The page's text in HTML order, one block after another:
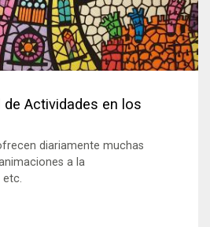
Actividades en los
diariamente muchas
a la
etc.